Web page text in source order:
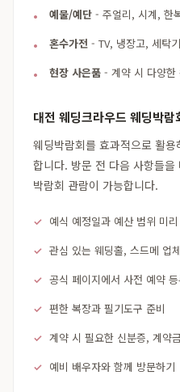
예물/예단 - 주얼리, 시계, 한
혼수가전 - TV, 냉장고, 세탁
현장 사은품 - 계약 시 다양한
대전 웨딩크라우드 웨딩박
웨딩박람회를 효과적으로 활
합니다. 방문 전 다음 사항들
박람회 관람이 가능합니다.
예식 예정일과 예산 범위 미
관심 있는 웨딩홀, 스드메 업
공식 페이지에서 사전 예약
편한 복장과 필기도구 준비
계약 시 필요한 신분증, 계약
예비 배우자와 함께 방문하기